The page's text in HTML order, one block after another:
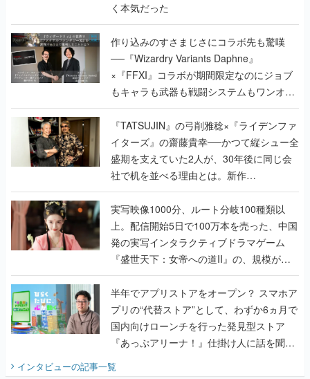
く本気だった
作り込みのすさまじさにコラボ先も驚嘆
──『Wizardry Variants Daphne』
×『FFXI』コラボが期間限定なのにジョブ
もキャラも武器も戦闘システムもワンオフ
で作り込まれた理由を両ディレクターに聞
く
『TATSUJIN』の弓削雅稔×『ライデンファ
イターズ』の齋藤貴幸──かつて縦シュー全
盛期を支えていた2人が、30年後に同じ会
社で机を並べる理由とは。新作
『TATSUJIN EXTREME』で初タッグを組
んだレジェンド2人に訊く開発秘話
実写映像1000分、ルート分岐100種類以
上。配信開始5日で100万本を売った、中国
発の実写インタラクティブドラマゲーム
『盛世天下：女帝への道II』の、規模が違
うこだわりをプロデューサーに聞いた
半年でアプリストアをオープン？ スマホア
プリの“代替ストア”として、わずか6ヵ月で
国内向けローンチを行った発見型ストア
『あっぷアリーナ！』仕掛け人に話を聞い
てみた
インタビューの記事一覧